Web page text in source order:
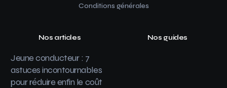
Conditions générales
Nos articles
Jeune conducteur : 7
astuces incontournables
pour réduire enfin le coût
Nos guides